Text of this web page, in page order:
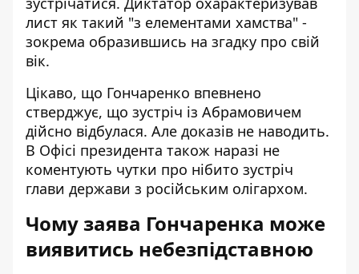
лист як такий "з елементами хамства" -
зокрема образившись на згадку про свій
вік.
Цікаво, що Гончаренко впевнено
стверджує, що зустріч із Абрамовичем
дійсно відбулася. Але доказів не наводить.
В Офісі президента також наразі не
коментують чутки про нібито зустріч
глави держави з російським олігархом.
Чому заява Гончаренка може
виявитись небезпідставною